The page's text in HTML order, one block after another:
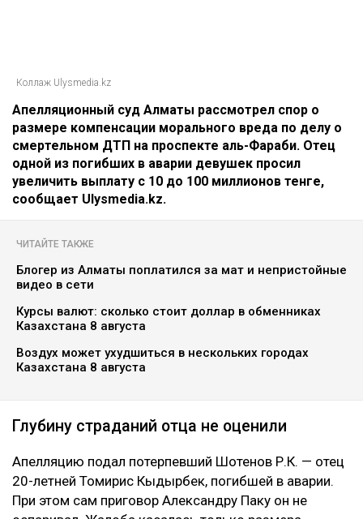
Коллаж Ulysmedia.kz
Апелляционный суд Алматы рассмотрел спор о
размере компенсации морального вреда по делу о
смертельном ДТП на проспекте аль-Фараби. Отец
одной из погибших в аварии девушек просил
увеличить выплату с 10 до 100 миллионов тенге,
сообщает Ulysmedia.kz.
ЧИТАЙТЕ ТАКЖЕ
Блогер из Алматы поплатился за мат и непристойные
видео в сети
Курсы валют: сколько стоит доллар в обменниках
Казахстана 8 августа
Воздух может ухудшиться в нескольких городах
Казахстана 8 августа
Глубину страданий отца не оценили
Апелляцию подал потерпевший Шотенов Р.К. — отец
20-летней Томирис Кыдырбек, погибшей в аварии.
При этом сам приговор Александру Паку он не